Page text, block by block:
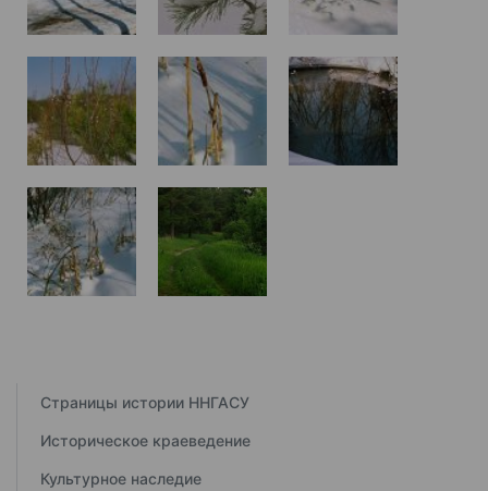
Страницы истории ННГАСУ
Историческое краеведение
Культурное наследие